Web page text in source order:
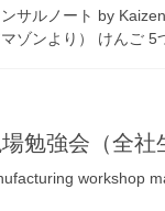
サルノート by
ゾンより） けんご
勉強会（全社
workshop